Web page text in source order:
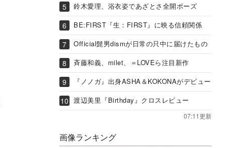
鈴木愛理、浴衣姿であざとさ全開ポーズ
BE:FIRST『生：FIRST』に映る信頼関係
Official髭男dismが日常の只中に届けたもの
斉藤和義、milet、＝LOVEら注目新作
『ノノガ』出身ASHA＆KOKONAがデビュー
渡辺美里『Birthday』クロスレビュー
07:11更新
画像ランキング